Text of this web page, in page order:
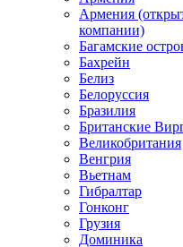
Армения
компании)
Багамские
Бахрейн
Белиз
Белоруссия
Бразилия
Британские
Великобритания
Венгрия
Вьетнам
Гибралтар
Гонконг
Грузия
Доминика